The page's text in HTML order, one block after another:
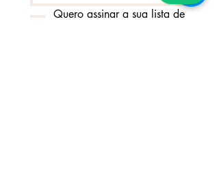
Quero assinar a sua lista de